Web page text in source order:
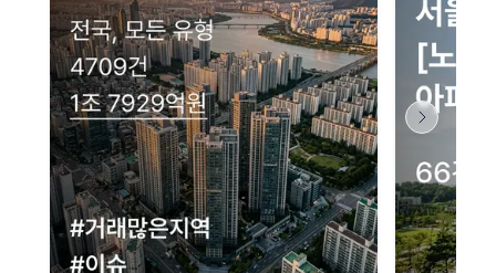
네이버 지도 연결 안내
현재 네이버 지도 연결이 원활하지 않아 지도를 불러올 수 없습니다.
이용에 불편을 드려 죄송합니다.
다시 시도